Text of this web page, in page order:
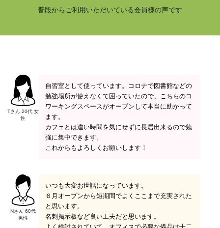
普段からご利用いただいている会員様の声です
Tさん 20代 女
性
自習室として使っています。コロナで図書館などの
勉強場所が使えなくて困っていたので、こちらのコ
ワーキングスペースがオープンして本当に助かって
ます。
カフェとは違い時間を気にせずに長居出来るので勉
強に集中できます。
これからもよろしくお願いします！
Nさん 60代
男性
いつも大変お世話になっています。
６月オープンから短期間でよくここまで充実された
と思います。
名刺掲示板など良い工夫だと思います。